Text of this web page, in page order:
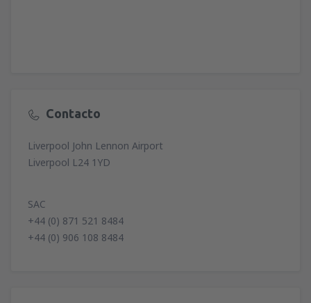
Contacto
Liverpool John Lennon Airport
Liverpool L24 1YD
SAC
+44 (0) 871 521 8484
+44 (0) 906 108 8484